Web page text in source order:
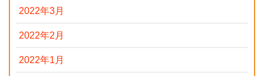
2022年3月
2022年2月
2022年1月